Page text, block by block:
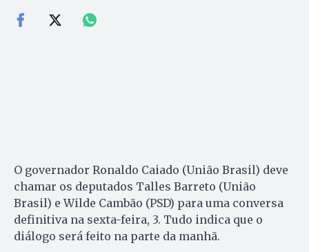
O governador Ronaldo Caiado (União Brasil) deve
chamar os deputados Talles Barreto (União
Brasil) e Wilde Cambão (PSD) para uma conversa
definitiva na sexta-feira, 3. Tudo indica que o
diálogo será feito na parte da manhã.